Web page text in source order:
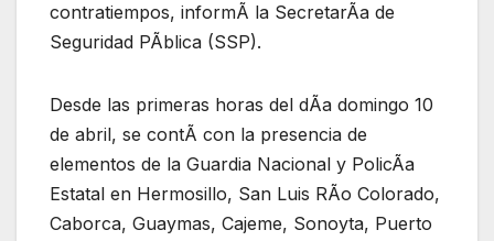
contratiempos, informÃ la SecretarÃa de
Seguridad PÃblica (SSP).
Desde las primeras horas del dÃa domingo 10
de abril, se contÃ con la presencia de
elementos de la Guardia Nacional y PolicÃa
Estatal en Hermosillo, San Luis RÃo Colorado,
Caborca, Guaymas, Cajeme, Sonoyta, Puerto